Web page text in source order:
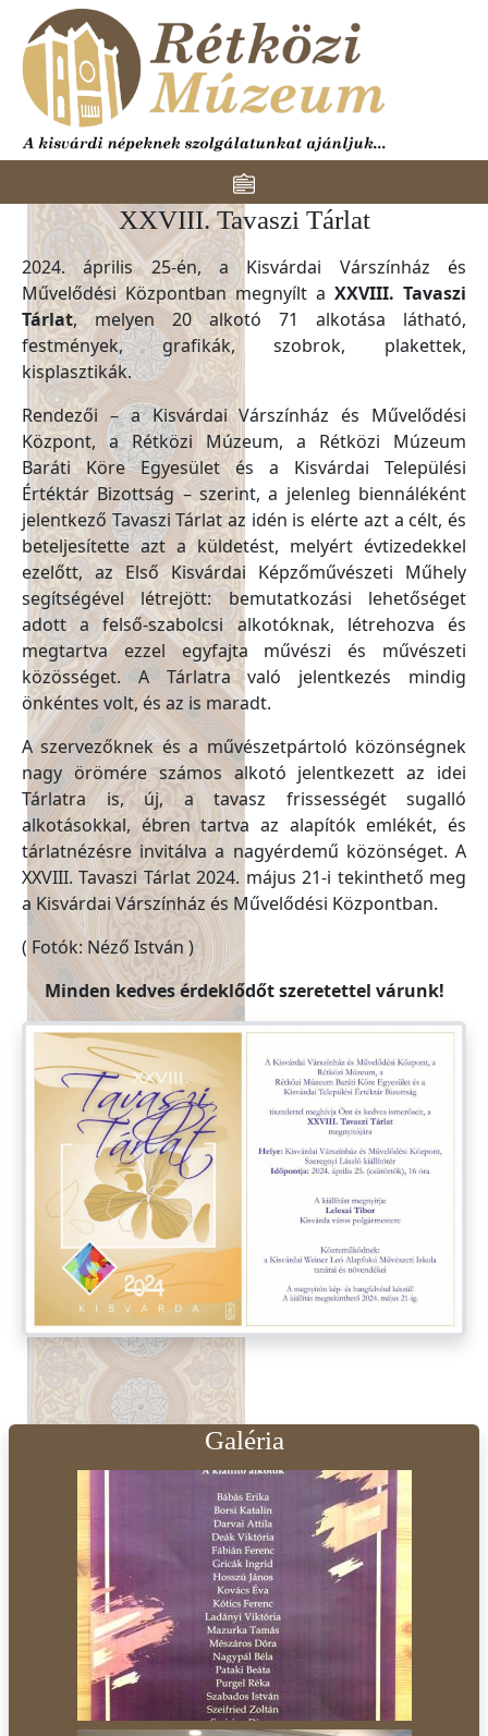
Ugrás a tartalomra
Toggle navigation
XXVIII. Tavaszi Tárlat
2024. április 25-én, a Kisvárdai Várszínház és
Művelődési Központban megnyílt a XXVIII. Tavaszi
Tárlat, melyen 20 alkotó 71 alkotása látható,
festmények, grafikák, szobrok, plakettek,
kisplasztikák.
Rendezői – a Kisvárdai Várszínház és Művelődési
Központ, a Rétközi Múzeum, a Rétközi Múzeum
Baráti Köre Egyesület és a Kisvárdai Települési
Értéktár Bizottság – szerint, a jelenleg biennáléként
jelentkező Tavaszi Tárlat az idén is elérte azt a célt, és
beteljesítette azt a küldetést, melyért évtizedekkel
ezelőtt, az Első Kisvárdai Képzőművészeti Műhely
segítségével létrejött: bemutatkozási lehetőséget
adott a felső-szabolcsi alkotóknak, létrehozva és
megtartva ezzel egyfajta művészi és művészeti
közösséget. A Tárlatra való jelentkezés mindig
önkéntes volt, és az is maradt.
A szervezőknek és a művészetpártoló közönségnek
nagy örömére számos alkotó jelentkezett az idei
Tárlatra is, új, a tavasz frissességét sugalló
alkotásokkal, ébren tartva az alapítók emlékét, és
tárlatnézésre invitálva a nagyérdemű közönséget. A
XXVIII. Tavaszi Tárlat 2024. május 21-i tekinthető meg
a Kisvárdai Várszínház és Művelődési Központban.
( Fotók: Néző István )
Minden kedves érdeklődőt s​zeretettel várunk!
Galéria